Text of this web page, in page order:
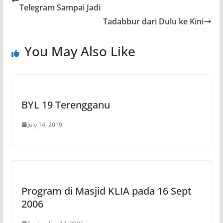
Telegram Sampai Jadi
Tadabbur dari Dulu ke Kini
You May Also Like
BYL 19 Terengganu
July 14, 2019
Program di Masjid KLIA pada 16 Sept
2006